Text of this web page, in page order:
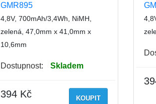
GMR895
4,8V, 700mAh/3,4Wh, NiMH,
zelená, 47,0mm x 41,0mm x
10,6mm
Dostupnost: Skladem
KOUPIT
394 Kč